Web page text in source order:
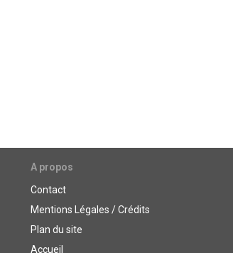
A propos
Contact
Mentions Légales / Crédits
Plan du site
Accueil